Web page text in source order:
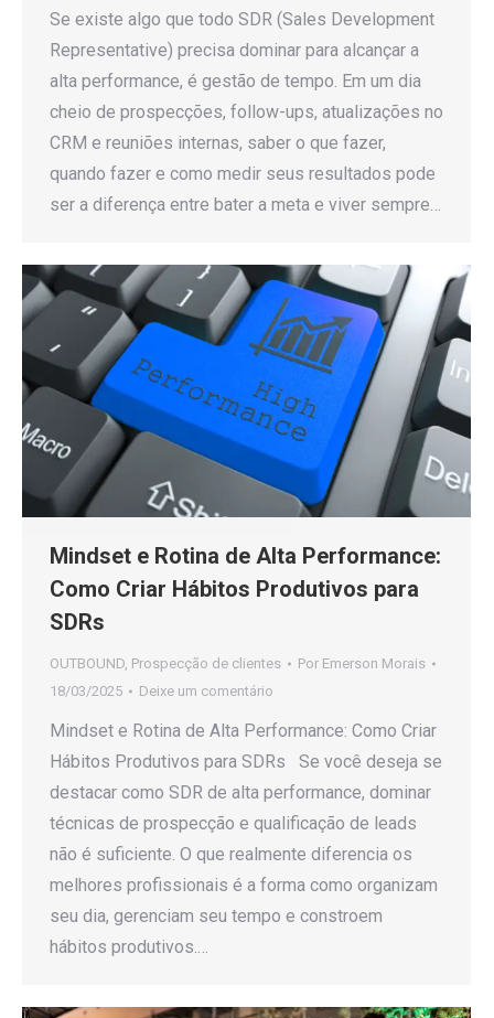
Se existe algo que todo SDR (Sales Development
Representative) precisa dominar para alcançar a
alta performance, é gestão de tempo. Em um dia
cheio de prospecções, follow-ups, atualizações no
CRM e reuniões internas, saber o que fazer,
quando fazer e como medir seus resultados pode
ser a diferença entre bater a meta e viver sempre…
Mindset e Rotina de Alta Performance:
Como Criar Hábitos Produtivos para
SDRs
OUTBOUND, Prospecção de clientes Por Emerson Morais
18/03/2025
Deixe um comentário
Mindset e Rotina de Alta Performance: Como Criar
Hábitos Produtivos para SDRs Se você deseja se
destacar como SDR de alta performance, dominar
técnicas de prospecção e qualificação de leads
não é suficiente. O que realmente diferencia os
melhores profissionais é a forma como organizam
seu dia, gerenciam seu tempo e constroem
hábitos produtivos.…